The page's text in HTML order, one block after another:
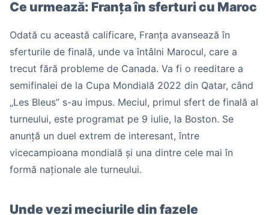
Ce urmează: Franța în sferturi cu Maroc
Odată cu această calificare, Franța avansează în
sferturile de finală, unde va întâlni Marocul, care a
trecut fără probleme de Canada. Va fi o reeditare a
semifinalei de la Cupa Mondială 2022 din Qatar, când
„Les Bleus” s-au impus. Meciul, primul sfert de finală al
turneului, este programat pe 9 iulie, la Boston. Se
anunță un duel extrem de interesant, între
vicecampioana mondială și una dintre cele mai în
formă naționale ale turneului.
Unde vezi meciurile din fazele